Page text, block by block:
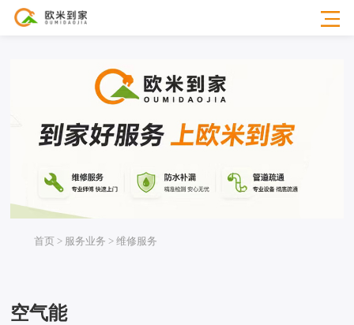
首页 > 服务业务 > 维修服务
空气能